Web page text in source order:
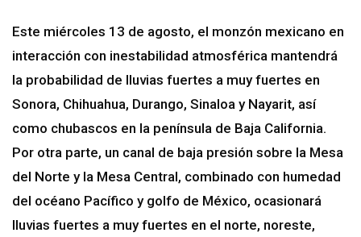
Este miércoles 13 de agosto, el monzón mexicano en
interacción con inestabilidad atmosférica mantendrá
la probabilidad de lluvias fuertes a muy fuertes en
Sonora, Chihuahua, Durango, Sinaloa y Nayarit, así
como chubascos en la península de Baja California.
Por otra parte, un canal de baja presión sobre la Mesa
del Norte y la Mesa Central, combinado con humedad
del océano Pacífico y golfo de México, ocasionará
lluvias fuertes a muy fuertes en el norte, noreste,